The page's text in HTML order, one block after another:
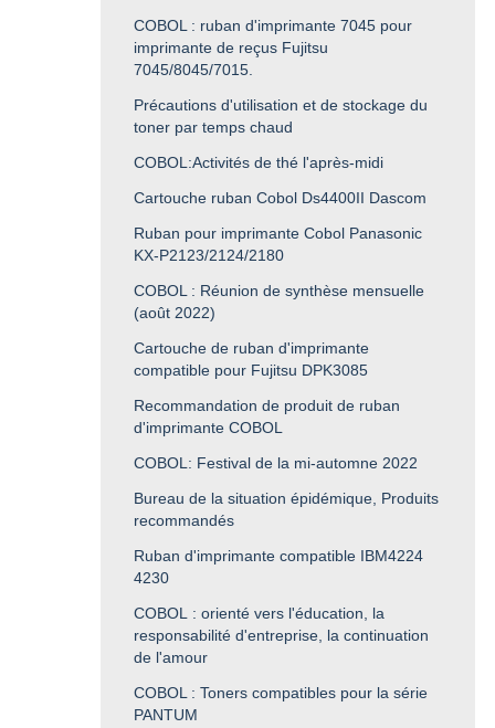
COBOL : ruban d'imprimante 7045 pour
imprimante de reçus Fujitsu
7045/8045/7015.
Précautions d'utilisation et de stockage du
toner par temps chaud
COBOL:Activités de thé l'après-midi
Cartouche ruban Cobol Ds4400II Dascom
Ruban pour imprimante Cobol Panasonic
KX-P2123/2124/2180
COBOL : Réunion de synthèse mensuelle
(août 2022)
Cartouche de ruban d'imprimante
compatible pour Fujitsu DPK3085
Recommandation de produit de ruban
d'imprimante COBOL
COBOL: Festival de la mi-automne 2022
Bureau de la situation épidémique, Produits
recommandés
Ruban d'imprimante compatible IBM4224
4230
COBOL : orienté vers l'éducation, la
responsabilité d'entreprise, la continuation
de l'amour
COBOL : Toners compatibles pour la série
PANTUM